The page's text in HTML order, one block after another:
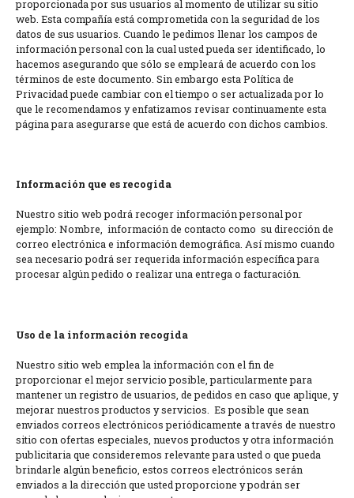
proporcionada por sus usuarios al momento de utilizar su sitio
web. Esta compañía está comprometida con la seguridad de los
datos de sus usuarios. Cuando le pedimos llenar los campos de
información personal con la cual usted pueda ser identificado, lo
hacemos asegurando que sólo se empleará de acuerdo con los
términos de este documento. Sin embargo esta Política de
Privacidad puede cambiar con el tiempo o ser actualizada por lo
que le recomendamos y enfatizamos revisar continuamente esta
página para asegurarse que está de acuerdo con dichos cambios.
Información que es recogida
Nuestro sitio web podrá recoger información personal por
ejemplo: Nombre, información de contacto como su dirección de
correo electrónica e información demográfica. Así mismo cuando
sea necesario podrá ser requerida información específica para
procesar algún pedido o realizar una entrega o facturación.
Uso de la información recogida
Nuestro sitio web emplea la información con el fin de
proporcionar el mejor servicio posible, particularmente para
mantener un registro de usuarios, de pedidos en caso que aplique, y
mejorar nuestros productos y servicios. Es posible que sean
enviados correos electrónicos periódicamente a través de nuestro
sitio con ofertas especiales, nuevos productos y otra información
publicitaria que consideremos relevante para usted o que pueda
brindarle algún beneficio, estos correos electrónicos serán
enviados a la dirección que usted proporcione y podrán ser